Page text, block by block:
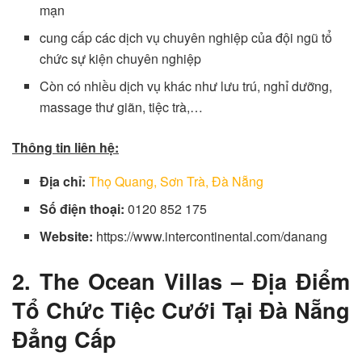
mạn
cung cấp các dịch vụ chuyên nghiệp của đội ngũ tổ
chức sự kiện chuyên nghiệp
Còn có nhiều dịch vụ khác như lưu trú, nghỉ dưỡng,
massage thư giãn, tiệc trà,…
Thông tin liên hệ:
Địa chỉ:Thọ Quang, Sơn Trà, Đà Nẵng
Số điện thoại: 0120 852 175
Website: https://www.intercontinental.com/danang
2. The Ocean Villas – Địa Điểm
Tổ Chức Tiệc Cưới Tại Đà Nẵng
Đẳng Cấp